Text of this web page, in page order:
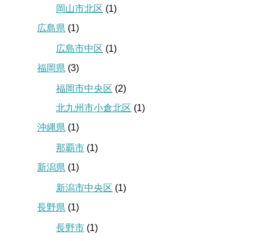
岡山市北区 (1)
広島県 (1)
広島市中区 (1)
福岡県 (3)
福岡市中央区 (2)
北九州市小倉北区 (1)
沖縄県 (1)
那覇市 (1)
新潟県 (1)
新潟市中央区 (1)
長野県 (1)
長野市 (1)